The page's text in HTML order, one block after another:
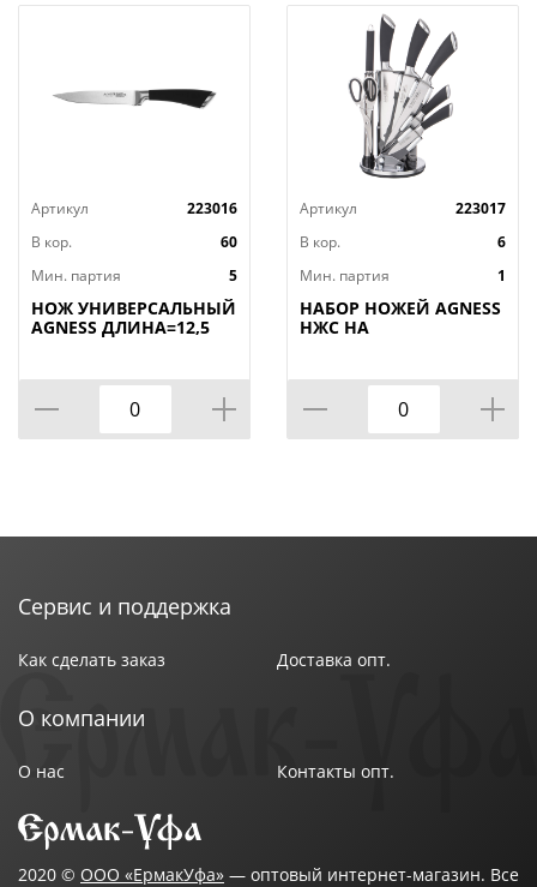
Артикул
223016
В кор.
60
Мин. партия
5
НОЖ УНИВЕРСАЛЬНЫЙ
AGNESS ДЛИНА=12,5
Артикул
223017
В кор.
6
Мин. партия
1
НАБОР НОЖЕЙ AGNESS
НЖС НА
ПОДСТАВКЕ 8 ПР.,
КОР=6НАБОР.
Сервис и поддержка
Как сделать заказ Доставка опт.
О компании
О нас Контакты опт.
2020 © ООО «ЕрмакУфа» — оптовый интернет-магазин. Все